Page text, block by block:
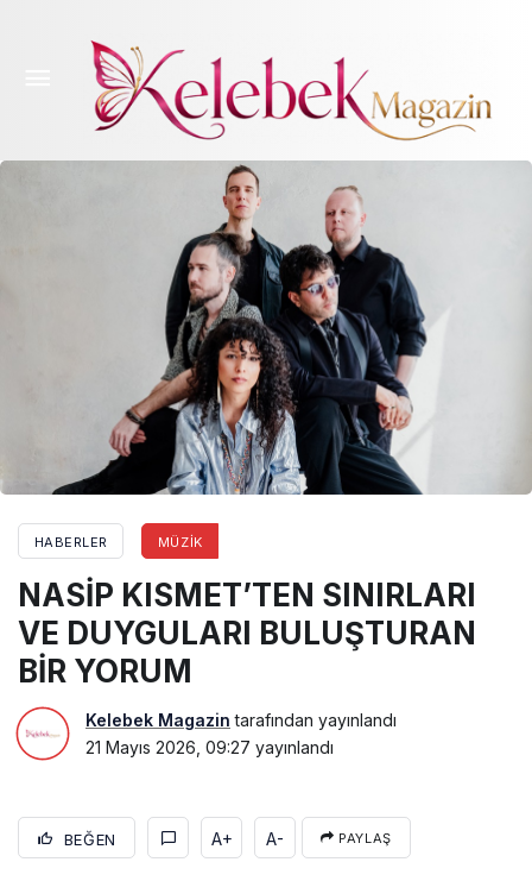
HABERLER MÜZIK
NASİP KISMET’TEN SINIRLARI
VE DUYGULARI BULUŞTURAN
BİR YORUM
Kelebek Magazin tarafından yayınlandı
21 Mayıs 2026, 09:27 yayınlandı
BEĞEN A+ A- PAYLAŞ
BULUŞTURAN BİR YORUM